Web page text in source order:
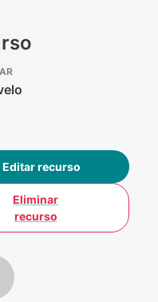
Editar recurso
Eliminar
recurso